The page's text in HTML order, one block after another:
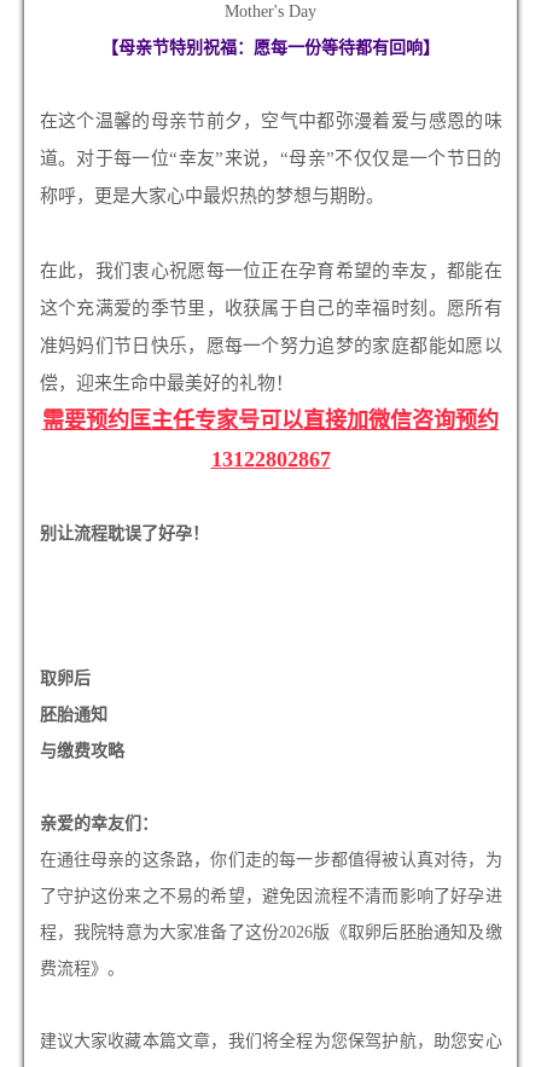
Mother's Day
【母亲节特别祝福：愿每一份等待都有回响】
在这个温馨的母亲节前夕，空气中都弥漫着爱与感恩的味
道。对于每一位“幸友”来说，“母亲”不仅仅是一个节日的
称呼，更是大家心中最炽热的梦想与期盼。
在此，我们衷心祝愿每一位正在孕育希望的幸友，都能在
这个充满爱的季节里，收获属于自己的幸福时刻。愿所有
准妈妈们节日快乐，愿每一个努力追梦的家庭都能如愿以
偿，迎来生命中最美好的礼物！
需要预约匡主任专家号可以直接加微信咨询预约
13122802867
别让流程耽误了好孕！
取卵后
胚胎通知
与缴费攻略
亲爱的幸友们：
在通往母亲的这条路，你们走的每一步都值得被认真对待，为
了守护这份来之不易的希望，避免因流程不清而影响了好孕进
程，我院特意为大家准备了这份2026版《取卵后胚胎通知及缴
费流程》。
建议大家收藏本篇文章，我们将全程为您保驾护航，助您安心